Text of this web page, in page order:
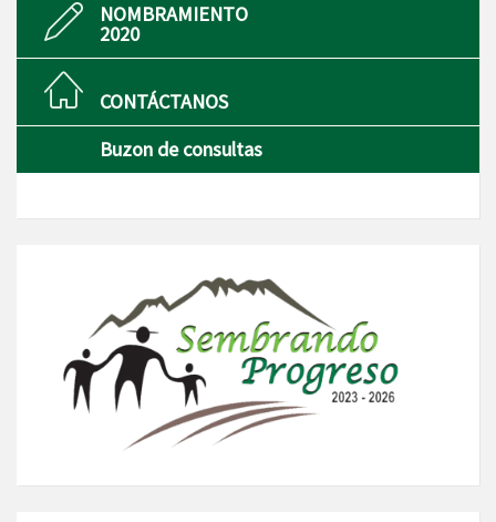
NOMBRAMIENTO
2020
CONTÁCTANOS
Buzon de consultas